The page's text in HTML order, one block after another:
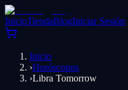
InicioTiendaBlogIniciar Sesión
Inicio
›Horóscopos
›Libra Tomorrow